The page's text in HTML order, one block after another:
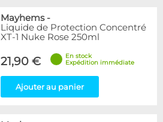
Mayhems-
Liquide de Protection Concentré
XT-1 Nuke Rose 250ml
21,90 €
En stock
Expédition immédiate
Ajouter au panier